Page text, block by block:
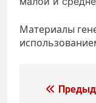
Материалы